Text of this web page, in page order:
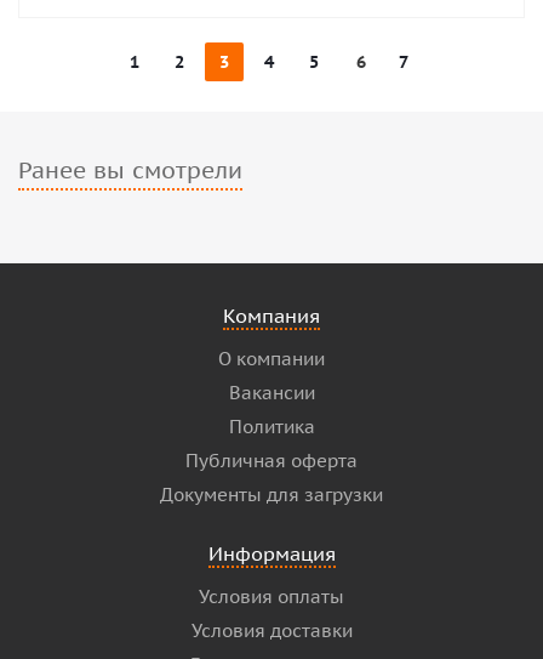
1 2 3 4 5 6 7
Ранее вы смотрели
Компания
О компании
Вакансии
Политика
Публичная оферта
Документы для загрузки
Информация
Условия оплаты
Условия доставки